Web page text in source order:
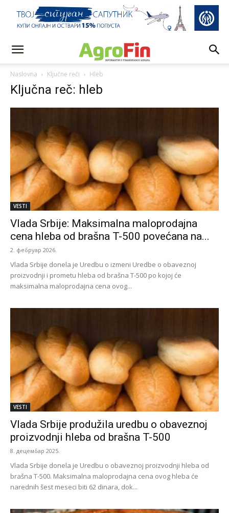
Naslovna Ključne reči Hleb
Ključna reč: hleb
VESTI
Vlada Srbije: Maksimalna maloprodajna
cena hleba od brašna T-500 povećana na...
2. фебруар 2026.
Vlada Srbije donela je Uredbu o izmeni Uredbe o obaveznoj
proizvodnji i prometu hleba od brašna T-500 po kojoj će
maksimalna maloprodajna cena ovog...
VESTI
Vlada Srbije produžila uredbu o obaveznoj
proizvodnji hleba od brašna T-500
8. децембар 2025.
Vlada Srbije donela je Uredbu o obaveznoj proizvodnji hleba od
brašna T-500. Maksimalna maloprodajna cena ovog hleba će
narednih šest meseci biti 62 dinara, dok...